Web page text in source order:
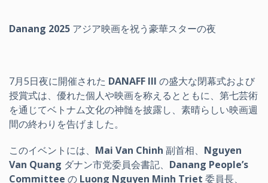
Danang 2025 アジア映画を祝う豪華スターの夜
7月5日夜に開催された DANAFF III の盛大な閉幕式および
授賞式は、優れた個人や映画を称えるとともに、第七芸術
を通じてベトナム文化の神髄を披露し、素晴らしい映画週
間の終わりを告げました。
このイベントには、 Mai Van Chinh 副首相、 Nguyen
Van Quang ダナン市党委員会書記、 Danang People’s
Committee の Luong Nguyen Minh Triet 委員長、